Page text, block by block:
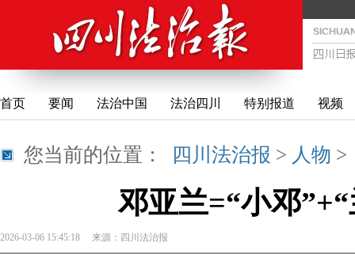
首页 要闻 法治中国 法治四川 特别报道 视频
您当前的位置： 四川法治报 > 人物
邓亚兰=“小邓
2026-03-06 15:45:18 来源： 四川法治报